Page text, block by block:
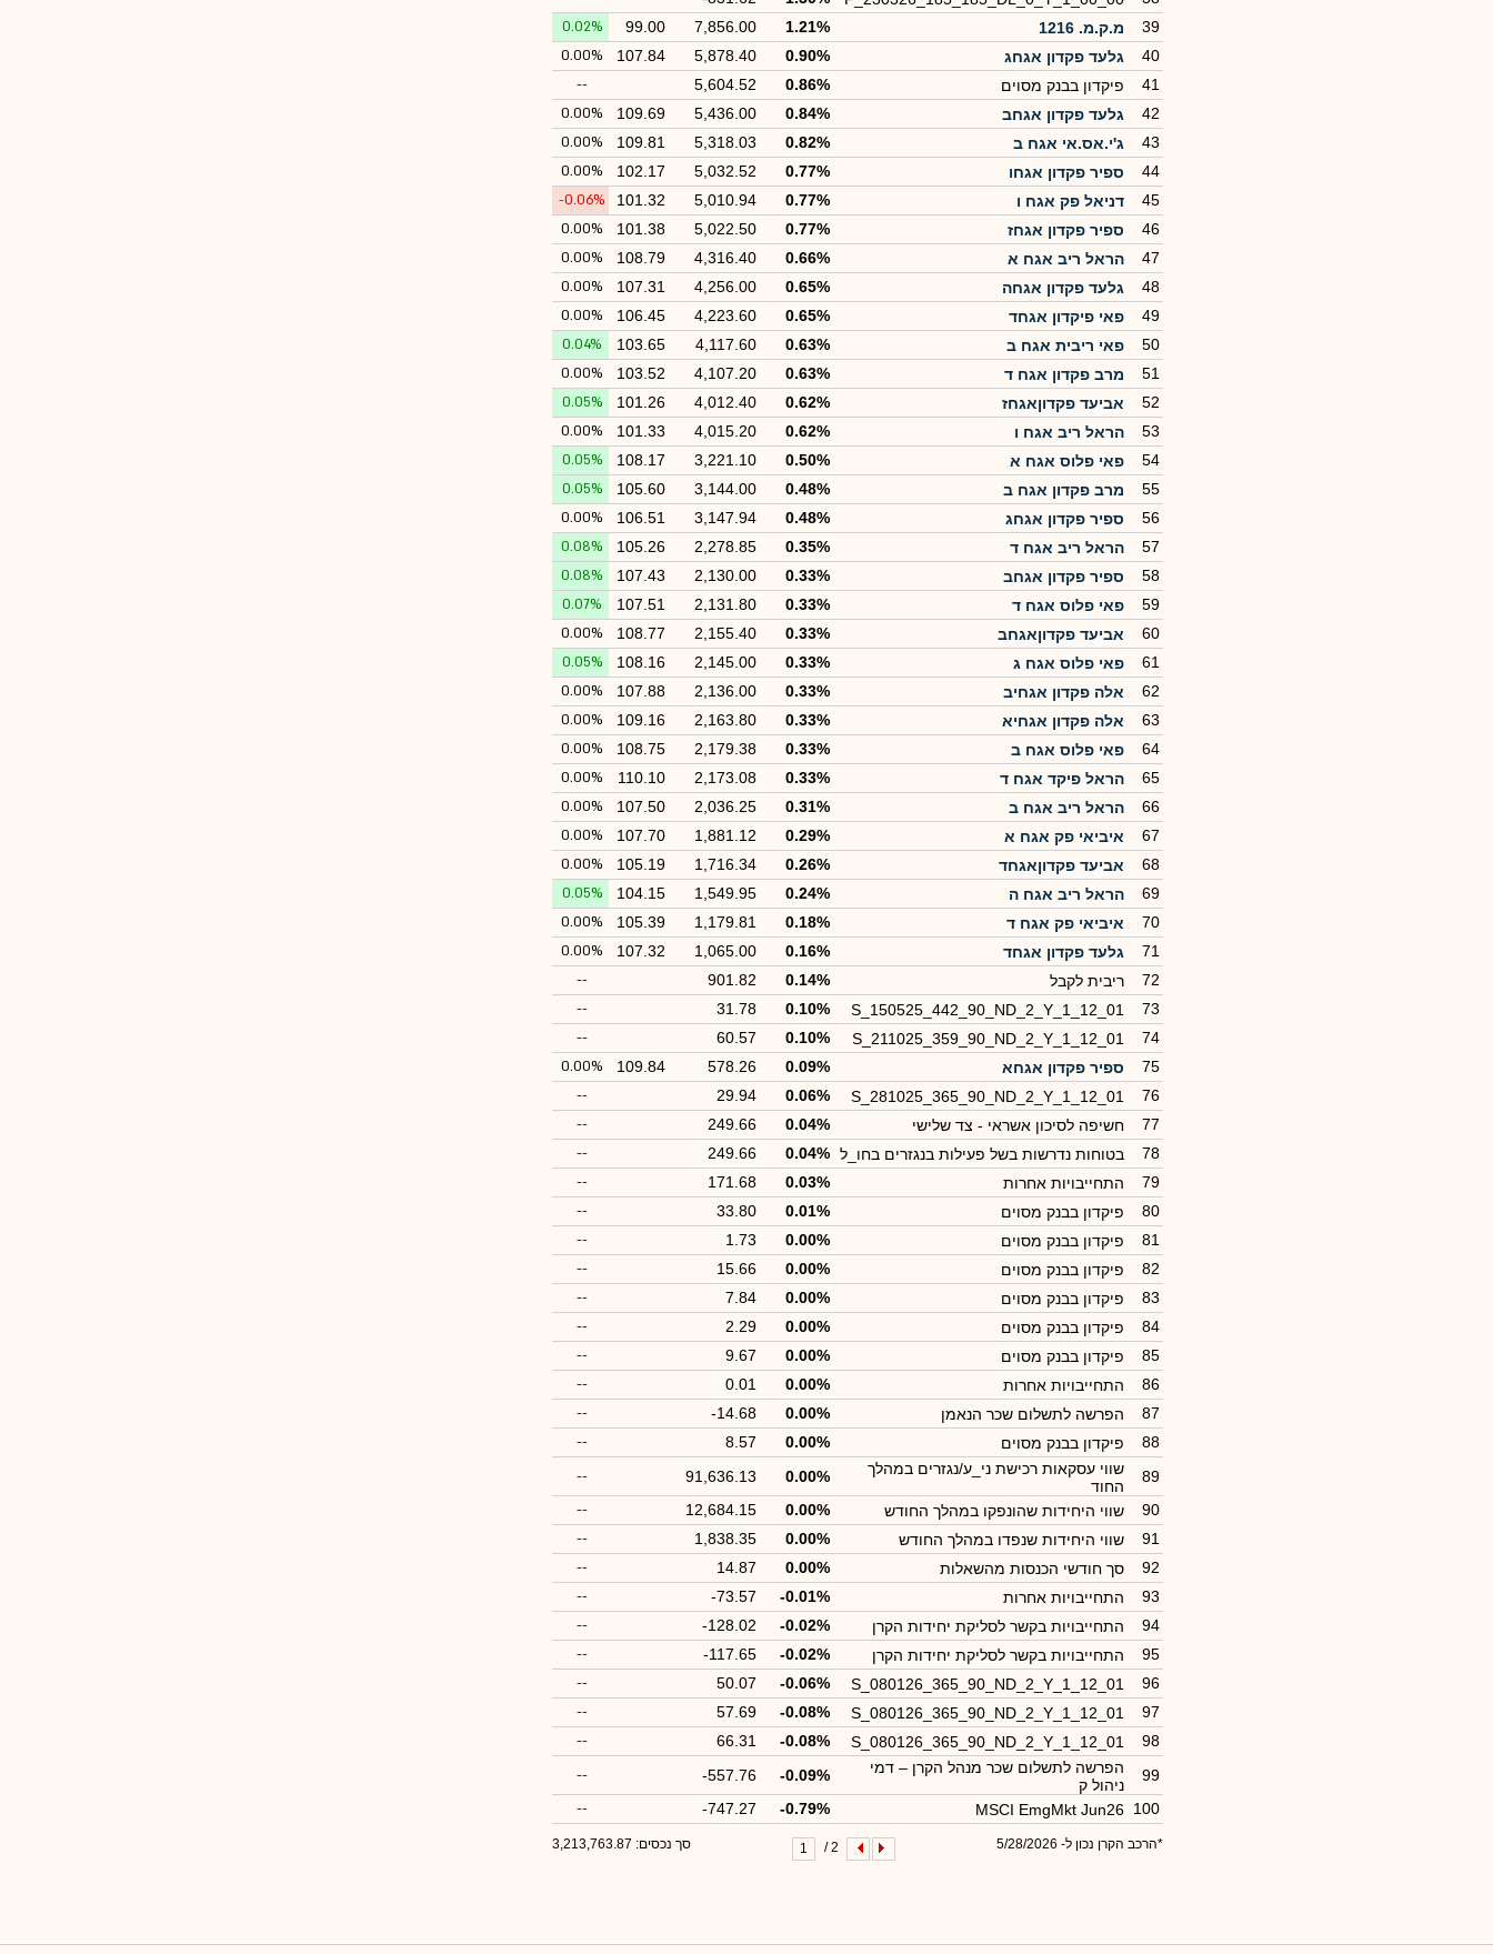
39
מ.ק.מ. 1216 1.21%
7,856.00
99.00
0.02%
40
גלעד פקדון אגחג 0.90%
5,878.40
107.84
0.00%
41
פיקדון בבנק מסוים 0.86%
5,604.52
--
42
גלעד פקדון אגחב 0.84%
5,436.00
109.69
0.00%
43
ג'י.אס.אי אגח ב 0.82%
5,318.03
109.81
0.00%
44
ספיר פקדון אגחו 0.77%
5,032.52
102.17
0.00%
45
דניאל פק אגח ו 0.77%
5,010.94
101.32
-0.06%
46
ספיר פקדון אגחז 0.77%
5,022.50
101.38
0.00%
47
הראל ריב אגח א 0.66%
4,316.40
108.79
0.00%
48
גלעד פקדון אגחה 0.65%
4,256.00
107.31
0.00%
49
פאי פיקדון אגחד 0.65%
4,223.60
106.45
0.00%
50
פאי ריבית אגח ב 0.63%
4,117.60
103.65
0.04%
51
מרב פקדון אגח ד 0.63%
4,107.20
103.52
0.00%
52
אביעד פקדוןאגחז 0.62%
4,012.40
101.26
0.05%
53
הראל ריב אגח ו 0.62%
4,015.20
101.33
0.00%
54
פאי פלוס אגח א 0.50%
3,221.10
108.17
0.05%
55
מרב פקדון אגח ב 0.48%
3,144.00
105.60
0.05%
56
ספיר פקדון אגחג 0.48%
3,147.94
106.51
0.00%
57
הראל ריב אגח ד 0.35%
2,278.85
105.26
0.08%
58
ספיר פקדון אגחב 0.33%
2,130.00
107.43
0.08%
59
פאי פלוס אגח ד 0.33%
2,131.80
107.51
0.07%
60
אביעד פקדוןאגחב 0.33%
2,155.40
108.77
0.00%
61
פאי פלוס אגח ג 0.33%
2,145.00
108.16
0.05%
62
אלה פקדון אגחיב 0.33%
2,136.00
107.88
0.00%
63
אלה פקדון אגחיא 0.33%
2,163.80
109.16
0.00%
64
פאי פלוס אגח ב 0.33%
2,179.38
108.75
0.00%
65
הראל פיקד אגח ד 0.33%
2,173.08
110.10
0.00%
66
הראל ריב אגח ב 0.31%
2,036.25
107.50
0.00%
67
איביאי פק אגח א 0.29%
1,881.12
107.70
0.00%
68
אביעד פקדוןאגחד 0.26%
1,716.34
105.19
0.00%
69
הראל ריב אגח ה 0.24%
1,549.95
104.15
0.05%
70
איביאי פק אגח ד 0.18%
1,179.81
105.39
0.00%
71
גלעד פקדון אגחד 0.16%
1,065.00
107.32
0.00%
72
ריבית לקבל 0.14%
901.82
--
73
S_150525_442_90_ND_2_Y_1_12_01
0.10%
31.78
--
74
S_211025_359_90_ND_2_Y_1_12_01
0.10%
60.57
--
75
ספיר פקדון אגחא 0.09%
578.26
109.84
0.00%
76
S_281025_365_90_ND_2_Y_1_12_01
0.06%
29.94
--
77
חשיפה לסיכון אשראי - צד שלישי 0.04%
249.66
--
78
בטוחות נדרשות בשל פעילות בנגזרים בחו_ל 0.04%
249.66
--
79
התחייבויות אחרות 0.03%
171.68
--
80
פיקדון בבנק מסוים 0.01%
33.80
--
81
פיקדון בבנק מסוים 0.00%
1.73
--
82
פיקדון בבנק מסוים 0.00%
15.66
--
83
פיקדון בבנק מסוים 0.00%
7.84
--
84
פיקדון בבנק מסוים 0.00%
2.29
--
85
פיקדון בבנק מסוים 0.00%
9.67
--
86
התחייבויות אחרות 0.00%
0.01
--
87
הפרשה לתשלום שכר הנאמן 0.00%
-14.68
--
88
פיקדון בבנק מסוים 0.00%
8.57
--
89
שווי עסקאות רכישת ני_ע/נגזרים במהלך
החוד
0.00%
91,636.13
--
90
שווי היחידות שהונפקו במהלך החודש 0.00%
12,684.15
--
91
שווי היחידות שנפדו במהלך החודש 0.00%
1,838.35
--
92
סך חודשי הכנסות מהשאלות 0.00%
14.87
--
93
התחייבויות אחרות -0.01%
-73.57
--
94
התחייבויות בקשר לסליקת יחידות הקרן -0.02%
-128.02
--
95
התחייבויות בקשר לסליקת יחידות הקרן -0.02%
-117.65
--
96
S_080126_365_90_ND_2_Y_1_12_01
-0.06%
50.07
--
97
S_080126_365_90_ND_2_Y_1_12_01
-0.08%
57.69
--
98
S_080126_365_90_ND_2_Y_1_12_01
-0.08%
66.31
--
99
הפרשה לתשלום שכר מנהל הקרן – דמי
ניהול ק
-0.09%
-557.76
--
100
MSCI EmgMkt Jun26
-0.79%
-747.27
--
*הרכב הקרן נכון ל- 5/28/2026 2 /
1 סך נכסים: 3,213,763.87